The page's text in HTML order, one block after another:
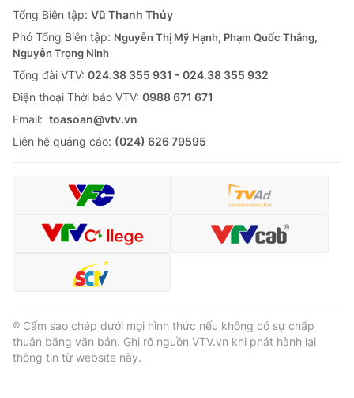
Tổng Biên tập: Vũ Thanh Thủy
Phó Tổng Biên tập: Nguyễn Thị Mỹ Hạnh, Phạm Quốc Thắng,
Nguyễn Trọng Ninh
Tổng đài VTV: 024.38 355 931 - 024.38 355 932
Ðiện thoại Thời báo VTV: 0988 671 671
Email: toasoan@vtv.vn
Liên hệ quảng cáo: (024) 626 79595
® Cấm sao chép dưới mọi hình thức nếu không có sự chấp
thuận bằng văn bản. Ghi rõ nguồn VTV.vn khi phát hành lại
thông tin từ website này.